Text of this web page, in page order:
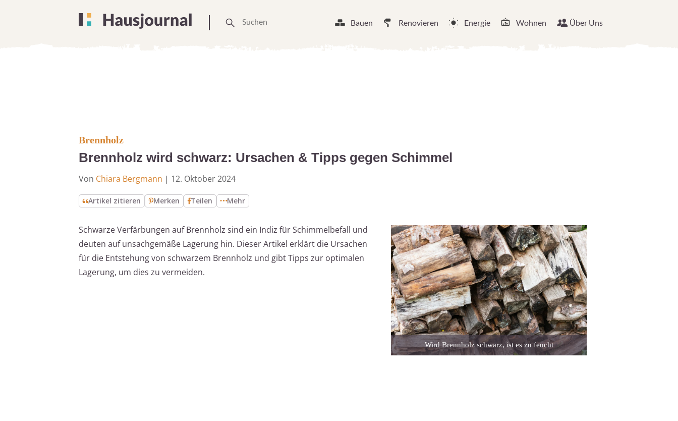
Bauen Renovieren Energie Wohnen Über Uns
Brennholz
Brennholz wird schwarz: Ursachen & Tipps gegen Schimmel
Von Chiara Bergmann | 12. Oktober 2024
Artikel zitieren Merken Teilen Mehr
Schwarze Verfärbungen auf Brennholz sind ein Indiz für Schimmelbefall und
deuten auf unsachgemäße Lagerung hin. Dieser Artikel erklärt die Ursachen
für die Entstehung von schwarzem Brennholz und gibt Tipps zur optimalen
Lagerung, um dies zu vermeiden.
Wird Brennholz schwarz, ist es zu feucht